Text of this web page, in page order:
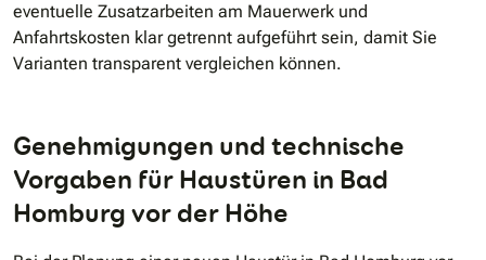
eventuelle Zusatzarbeiten am Mauerwerk und
Anfahrtskosten klar getrennt aufgeführt sein, damit Sie
Varianten transparent vergleichen können.
Genehmigungen und technische
Vorgaben für Haustüren in Bad
Homburg vor der Höhe